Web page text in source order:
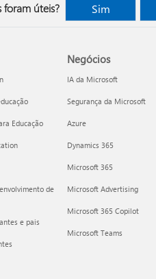
foram úteis? Sim
Educação
de
e pais
Negócios
IA da Microsoft
Segurança da Microsoft
Azure
Dynamics 365
Microsoft 365
Microsoft Advertising
Microsoft 365 Copilot
Microsoft Teams